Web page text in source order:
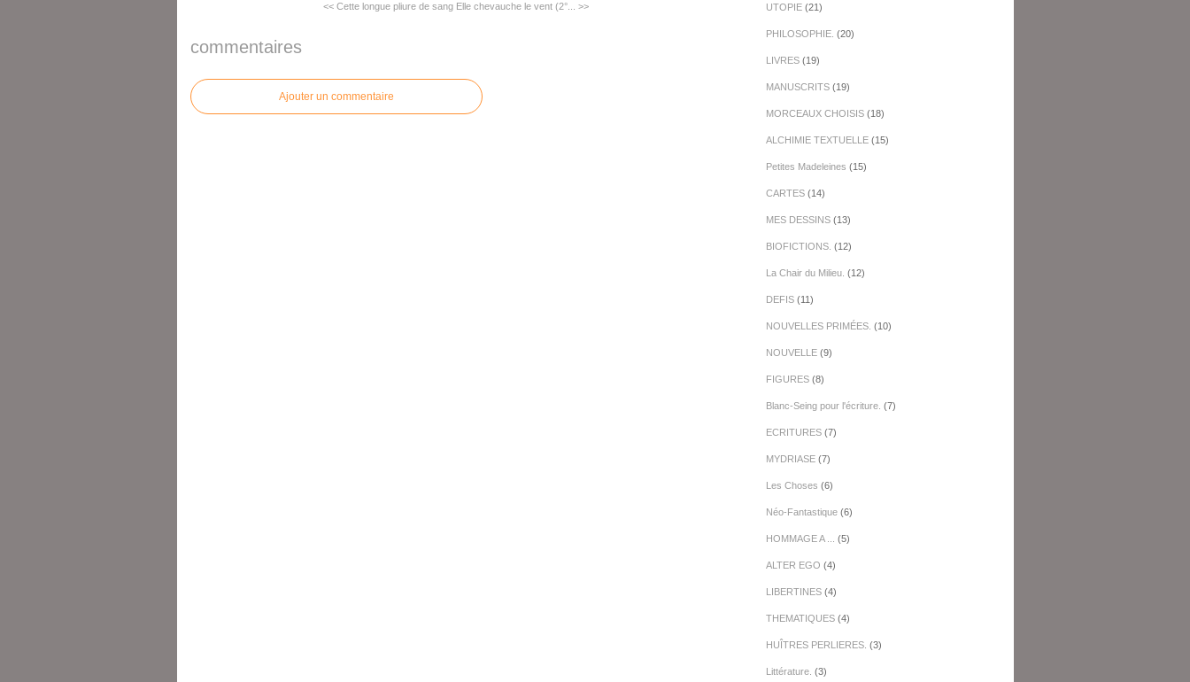
<< Cette longue pliure de sang Elle chevauche le vent (2°... >>
commentaires
Ajouter un commentaire
UTOPIE(21)
PHILOSOPHIE. (20)
LIVRES(19)
MANUSCRITS(19)
MORCEAUX CHOISIS(18)
ALCHIMIE TEXTUELLE(15)
Petites Madeleines (15)
CARTES(14)
MES DESSINS(13)
BIOFICTIONS. (12)
La Chair du Milieu. (12)
DEFIS(11)
NOUVELLES PRIMÉES. (10)
NOUVELLE(9)
FIGURES(8)
Blanc-Seing pour l'écriture. (7)
ECRITURES(7)
MYDRIASE(7)
Les Choses (6)
Néo-Fantastique(6)
HOMMAGE A ... (5)
ALTER EGO (4)
LIBERTINES(4)
THEMATIQUES(4)
HUÎTRES PERLIERES. (3)
Littérature. (3)